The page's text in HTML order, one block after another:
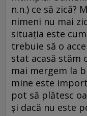
n.n.) ce să zică?
nimeni nu mai
situația este
trebuie să o
stat acasă stăm
mai mergem la
mine este
pot să plătesc
și dacă nu este